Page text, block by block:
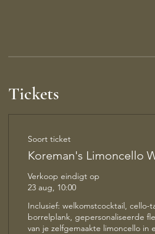
Tickets
Soort ticket
Koreman's Limoncello
Verkoop eindigt op
23 aug, 10:00
Inclusief: welkomstcocktail, cello-
borrelplank, gepersonaliseerde
van je zelfgemaakte limoncello in